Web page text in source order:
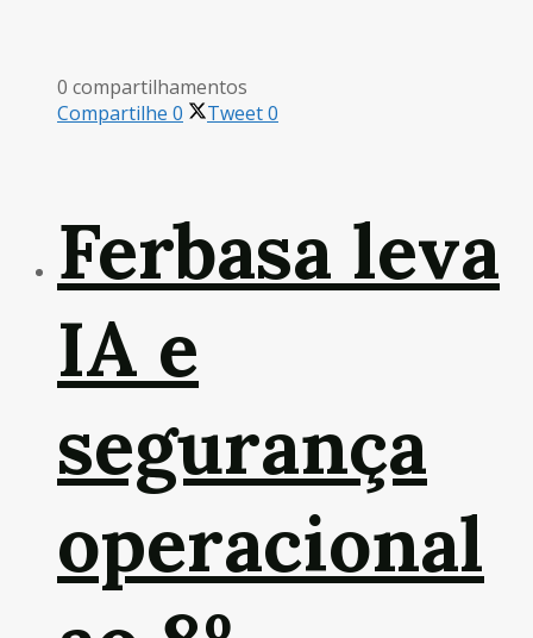
0 compartilhamentos
Compartilhe 0 Tweet0
Ferbasa leva
IA e
segurança
operacional